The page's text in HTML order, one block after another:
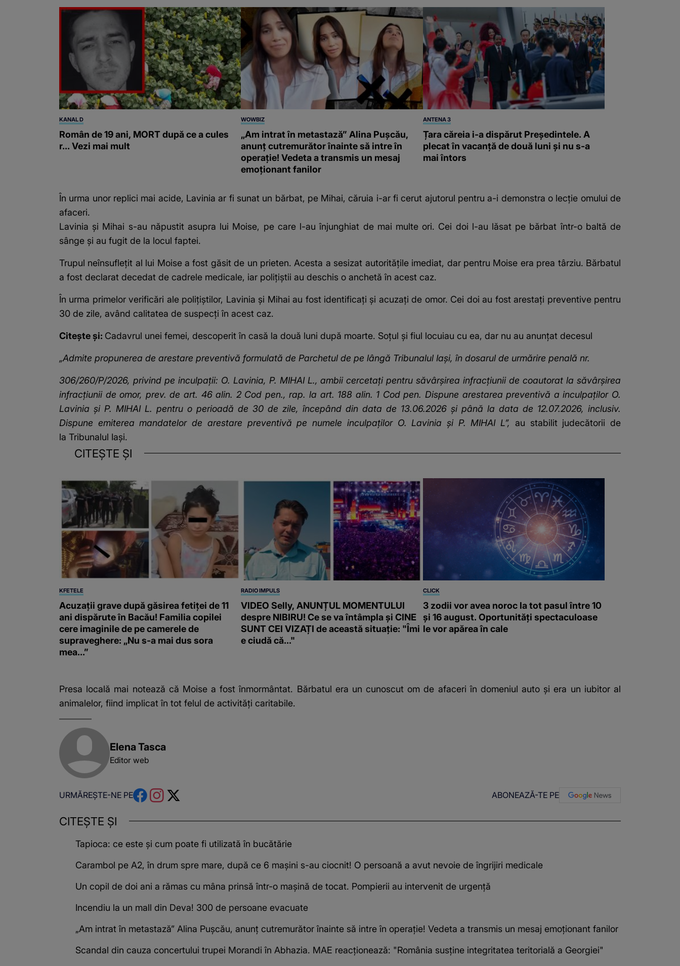
KANAL D
Român de 19 ani, MORT după ce a cules
r... Vezi mai mult
WOWBIZ
„Am intrat în metastază” Alina Pușcău,
anunț cutremurător înainte să intre în
operație! Vedeta a transmis un mesaj
emoționant fanilor
ANTENA 3
Țara căreia i-a dispărut Președintele. A
plecat în vacanță de două luni și nu s-a
mai întors
În urma unor replici mai acide, Lavinia ar fi sunat un bărbat, pe Mihai, căruia i-ar fi cerut ajutorul pentru a-i demonstra o lecție omului de
afaceri.
Lavinia și Mihai s-au năpustit asupra lui Moise, pe care l-au înjunghiat de mai multe ori. Cei doi l-au lăsat pe bărbat într-o baltă de
sânge și au fugit de la locul faptei.
Trupul neînsuflețit al lui Moise a fost găsit de un prieten. Acesta a sesizat autoritățile imediat, dar pentru Moise era prea târziu. Bărbatul
a fost declarat decedat de cadrele medicale, iar polițiștii au deschis o anchetă în acest caz.
În urma primelor verificări ale polițiștilor, Lavinia și Mihai au fost identificați și acuzați de omor. Cei doi au fost arestați preventive pentru
30 de zile, având calitatea de suspecți în acest caz.
Citește și: Cadavrul unei femei, descoperit în casă la două luni după moarte. Soțul și fiul locuiau cu ea, dar nu au anunțat decesul
„Admite propunerea de arestare preventivă formulată de Parchetul de pe lângă Tribunalul Iași, în dosarul de urmărire penală nr.
306/260/P/2026, privind pe inculpații: O. Lavinia, P. MIHAI L., ambii cercetați pentru săvârșirea infracțiunii de coautorat la săvârșirea
infracțiunii de omor, prev. de art. 46 alin. 2 Cod pen., rap. la art. 188 alin. 1 Cod pen. Dispune arestarea preventivă a inculpaților O.
Lavinia și P. MIHAI L. pentru o perioadă de 30 de zile, începând din data de 13.06.2026 și până la data de 12.07.2026, inclusiv.
Dispune emiterea mandatelor de arestare preventivă pe numele inculpaților O. Lavinia și P. MIHAI L”, au stabilit judecătorii de
la Tribunalul Iași.
CITEȘTE ȘI
KFETELE
Acuzații grave după găsirea fetiței de 11
ani dispărute în Bacău! Familia copilei
cere imaginile de pe camerele de
supraveghere: „Nu s-a mai dus sora
mea...”
RADIO IMPULS
VIDEO Selly, ANUNȚUL MOMENTULUI
despre NIBIRU! Ce se va întâmpla și CINE
SUNT CEI VIZAȚI de această situație: "Îmi
e ciudă că..."
CLICK
3 zodii vor avea noroc la tot pasul între 10
și 16 august. Oportunități spectaculoase
le vor apărea în cale
Presa locală mai notează că Moise a fost înmormântat. Bărbatul era un cunoscut om de afaceri în domeniul auto și era un iubitor al
animalelor, fiind implicat în tot felul de activități caritabile.
Elena Tasca
Editor web
URMĂREȘTE-NE PE ABONEAZĂ-TE PE
CITEȘTE ȘI
Tapioca: ce este și cum poate fi utilizată în bucătărie
Carambol pe A2, în drum spre mare, după ce 6 mașini s-au ciocnit! O persoană a avut nevoie de îngrijiri medicale
Un copil de doi ani a rămas cu mâna prinsă într-o mașină de tocat. Pompierii au intervenit de urgență
Incendiu la un mall din Deva! 300 de persoane evacuate
„Am intrat în metastază” Alina Pușcău, anunț cutremurător înainte să intre în operație! Vedeta a transmis un mesaj emoționant fanilor
Scandal din cauza concertului trupei Morandi în Abhazia. MAE reacționează: "România susține integritatea teritorială a Georgiei"